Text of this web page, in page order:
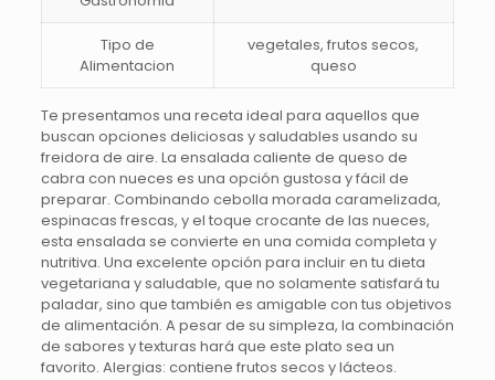
Tipo de
Alimentacion
vegetales, frutos secos,
queso
Te presentamos una receta ideal para aquellos que
buscan opciones deliciosas y saludables usando su
freidora de aire. La ensalada caliente de queso de
cabra con nueces es una opción gustosa y fácil de
preparar. Combinando cebolla morada caramelizada,
espinacas frescas, y el toque crocante de las nueces,
esta ensalada se convierte en una comida completa y
nutritiva. Una excelente opción para incluir en tu dieta
vegetariana y saludable, que no solamente satisfará tu
paladar, sino que también es amigable con tus objetivos
de alimentación. A pesar de su simpleza, la combinación
de sabores y texturas hará que este plato sea un
favorito. Alergias: contiene frutos secos y lácteos.